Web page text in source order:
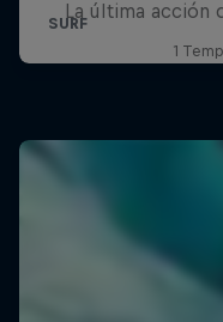
La última acción
1